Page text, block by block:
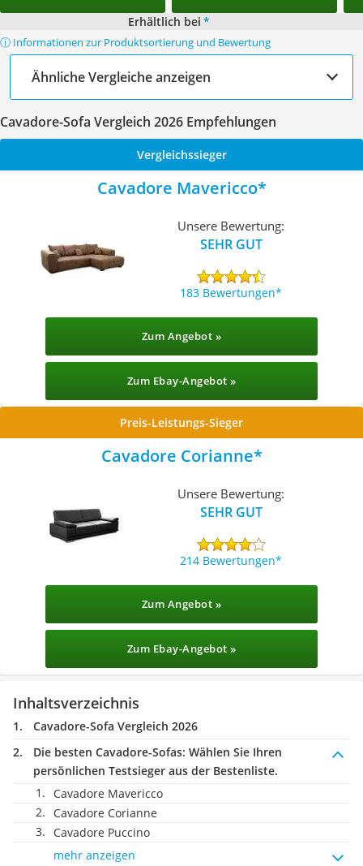
Erhältlich bei *
ⓘ Informationen zur Produktsortierung und Bewertung
Ähnliche Vergleiche anzeigen
Cavadore-Sofa Vergleich 2026 Empfehlungen
Vergleichssieger
Cavadore Mavericco
Unsere Bewertung:
SEHR GUT
183 Bewertungen
Zum Angebot »
Zum Ebay-Angebot »
Preis-Leistungs-Sieger
Cavadore Corianne
Unsere Bewertung:
SEHR GUT
214 Bewertungen
Zum Angebot »
Zum Ebay-Angebot »
Inhaltsverzeichnis
Cavadore-Sofa Vergleich 2026
Die besten Cavadore-Sofas: Wählen Sie Ihren
persönlichen Testsieger aus der Bestenliste.
Cavadore Mavericco
Cavadore Corianne
Cavadore Puccino
mehr anzeigen